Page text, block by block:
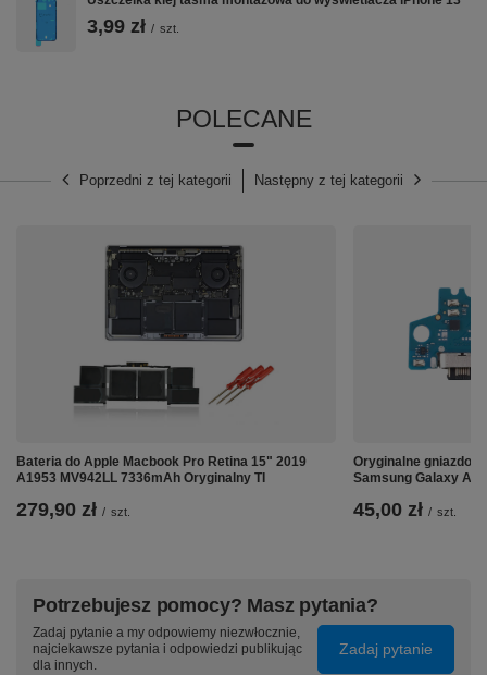
3,99 zł / szt.
POLECANE
Poprzedni z tej kategorii Następny z tej kategorii
Bateria do Apple Macbook Pro Retina 15" 2019
A1953 MV942LL 7336mAh Oryginalny TI
279,90 zł / szt.
Oryginalne gniazdo
Samsung Galaxy
45,00 zł / szt.
Potrzebujesz pomocy? Masz pytania?
Zadaj pytanie a my odpowiemy niezwłocznie,
najciekawsze pytania i odpowiedzi publikując
dla innych.
Zadaj pytanie